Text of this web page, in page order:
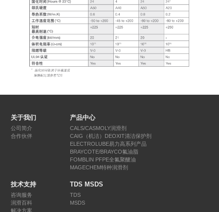
关于我们
公司简介
合作伙伴
产品中心
CALS/CASMOLY润滑剂
CAIG（机洁）DEOXIT清洁保护剂
ELECTROLUBE易力高系列产品
BRAYCOTE/BRAYCO氟油脂
FOMBLIN PFPE全氟聚醚油
MAGECHEM特种润滑剂
技术支持
咨询服务
润滑百科
解决方案
TDS MSDS
TDS
MSDS